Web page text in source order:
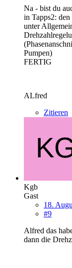
Na - bist du
in Tapps2:
unter
Pumpen)
FERTIG
ALfred
Zitieren
Kgb
Gast
18.
#9
Alfred das
dann die